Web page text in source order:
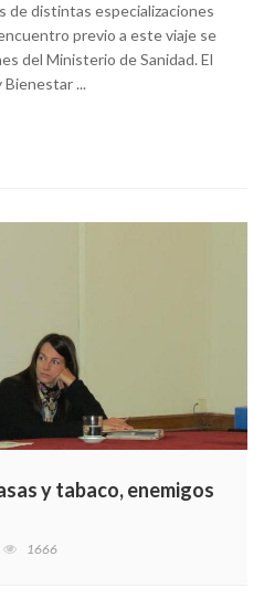
de distintas especializaciones
previo a este viaje se
del Ministerio de Sanidad. El
...
y tabaco, enemigos
1666